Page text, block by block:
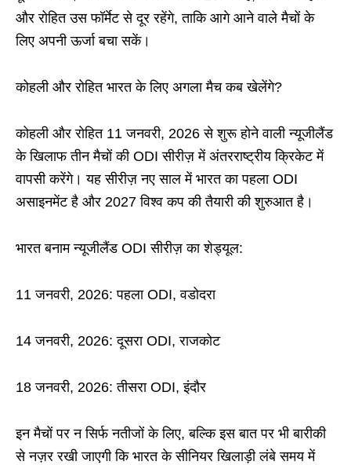
और रोहित उस फॉर्मेट से दूर रहेंगे, ताकि आगे आने वाले मैचों के
लिए अपनी ऊर्जा बचा सकें।
कोहली और रोहित भारत के लिए अगला मैच कब खेलेंगे?
कोहली और रोहित 11 जनवरी, 2026 से शुरू होने वाली न्यूजीलैंड
के खिलाफ तीन मैचों की ODI सीरीज़ में अंतरराष्ट्रीय क्रिकेट में
वापसी करेंगे। यह सीरीज़ नए साल में भारत का पहला ODI
असाइनमेंट है और 2027 विश्व कप की तैयारी की शुरुआत है।
भारत बनाम न्यूजीलैंड ODI सीरीज़ का शेड्यूल:
11 जनवरी, 2026: पहला ODI, वडोदरा
14 जनवरी, 2026: दूसरा ODI, राजकोट
18 जनवरी, 2026: तीसरा ODI, इंदौर
इन मैचों पर न सिर्फ नतीजों के लिए, बल्कि इस बात पर भी बारीकी
से नज़र रखी जाएगी कि भारत के सीनियर खिलाड़ी लंबे समय में